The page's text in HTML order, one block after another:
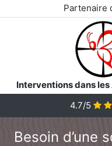
Partenaire
Interventions dans
4.7/5
Besoin d’une